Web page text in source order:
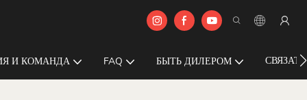
И КОМАНДА FAQ БЫТЬ ДИЛЕРОМ